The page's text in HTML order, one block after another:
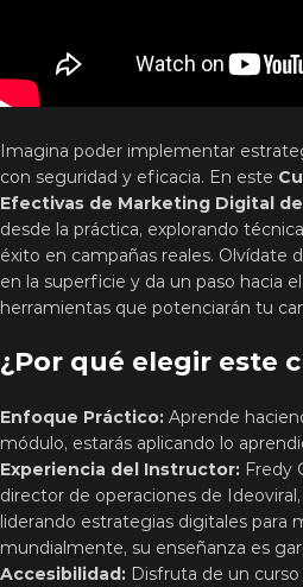
Imagina poder implementar
con seguridad y eficacia. En este
Efectivas de Marketing Digital
desde la práctica, explorando
éxito en campañas reales. Olvídate
en la superficie y da un paso hacia
herramientas que potenciarán tu
¿Por qué elegir este
Enfoque Práctico: Aprende
módulo, estarás aplicando lo
Experiencia del Instructor: Fredy
director de operaciones de
liderando estrategias digitales para
mundialmente, su enseñanza es
Accesibilidad: Disfruta de un